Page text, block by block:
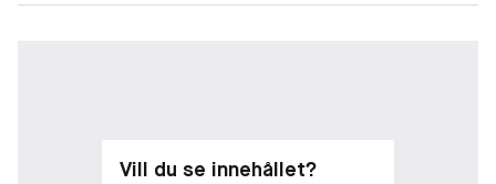
Vill du se innehållet?